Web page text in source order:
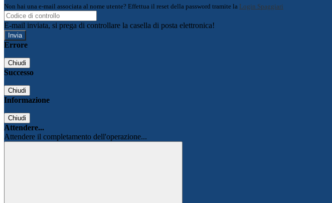
Non hai una e-mail associata al nome utente? Effettua il reset della password tramite la Login Spaggiari
E-mail inviata, si prega di controllare la casella di posta elettronica!
Errore
Chiudi
Successo
Chiudi
Informazione
Chiudi
Attendere...
Attendere il completamento dell'operazione...